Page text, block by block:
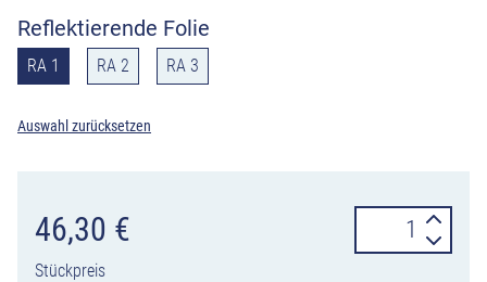
Reflektierende Folie
RA 1 RA 2 RA 3
Auswahl zurücksetzen
46,30 €
Stückpreis
457.1